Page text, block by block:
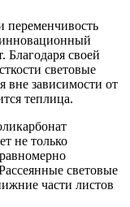
переменчивость
Благодаря своей
световые
вне зависимости от
теплица.
не только
световые
части листов